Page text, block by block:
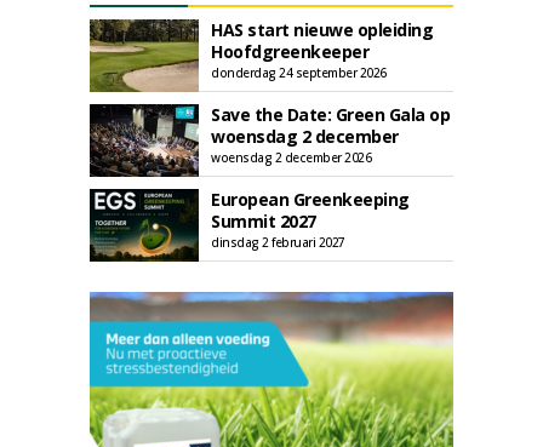
HAS start nieuwe opleiding
Hoofdgreenkeeper
donderdag 24 september 2026
Save the Date: Green Gala op
woensdag 2 december
woensdag 2 december 2026
European Greenkeeping
Summit 2027
dinsdag 2 februari 2027